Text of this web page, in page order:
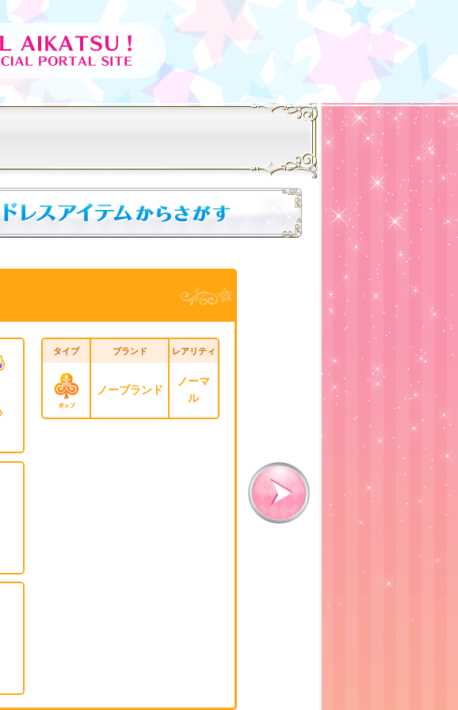
タイプ ブランド レアリティ
ノーブランド
ノーマ
ル